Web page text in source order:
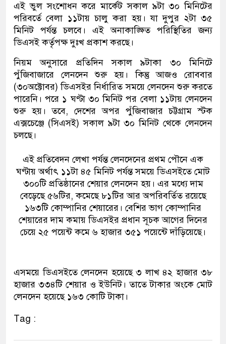
এই ভুল সংশোধন করে মার্কেট সকাল ৯টা ৩০ মিনিটের
পরিবর্তে বেলা ১১টায় চালু করা হয়। যা দুপুর ২টা ৩৫
মিনিট পর্যন্ত চলবে। এই অনাকাঙ্ক্ষিত পরিস্থিতির জন্য
ডিএসই কর্তৃপক্ষ দুঃখ প্রকাশ করছে।
নিয়ম অনুসারে প্রতিদিন সকাল ৯টাকা ৩০ মিনিটে
পুঁজিবাজারে লেনদেন শুরু হয়। কিন্তু আজও রোববার
(৩০অক্টোবর) ডিএসইর নির্ধারিত সময়ে লেনদেন শুরু করতে
পারেনি। পরে ১ ঘণ্টা ৩০ মিনিট পর বেলা ১১টায় লেনদেন
শুরু হয়। তবে, দেশের অপর পুঁজিবাজার চট্টগ্রাম স্টক
এক্সচেঞ্জে (সিএসই) সকাল ৯টা ৩০ মিনিট থেকে লেনদেন
চলছে।
এই প্রতিবেদন লেখা পর্যন্ত লেনদেনের প্রথম পৌনে এক
ঘণ্টায় অর্থাৎ ১১টা ৪৫ মিনিট পর্যন্ত সময়ে ডিএসইতে মোট
৩০০টি প্রতিষ্ঠানের শেয়ার লেনদেন হয়। এর মধ্যে দাম
বেড়েছে ৫৬টির, কমেছে ৮১টির আর অপরিবর্তিত রয়েছে
১৬৩টি কোম্পানির শেয়ারের। বেশির ভাগ কোম্পানির
শেয়ারের দাম কমায় ডিএসইর প্রধান সূচক আগের দিনের
চেয়ে ২৫ পয়েন্ট কমে ৬ হাজার ৩৫১ পয়েন্টে দাঁড়িয়েছে।
এসময়ে ডিএসইতে লেনদেন হয়েছে ৩ লাখ ৪২ হাজার ৩৮
হাজার ৩৩৪টি শেয়ার ও ইউনিট। তাতে টাকার অংকে মোট
লেনদেন হয়েছে ১৬৩ কোটি টাকা।
Tag :